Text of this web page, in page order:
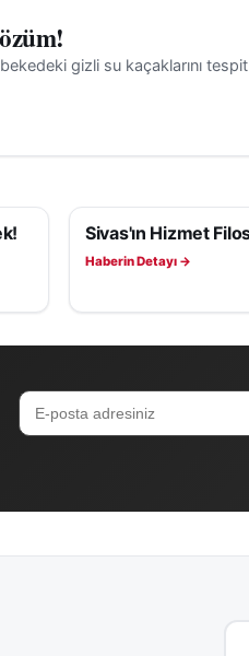
gizli su kaçaklarını tespit
SIVAS HABERLERI
Sivas'ın Hizmet
Haberin Detayı →